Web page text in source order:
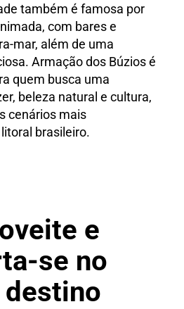
também é famosa por
com bares e
mar, além de uma
Armação dos Búzios é
quem busca uma
beleza natural e cultura,
cenários mais
litoral brasileiro.
e
se no
destino